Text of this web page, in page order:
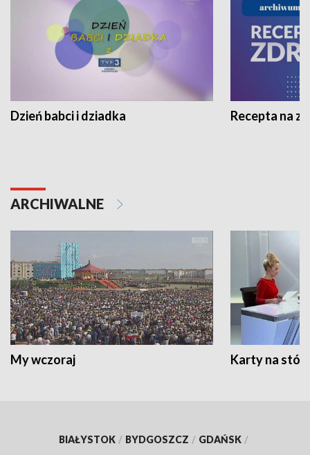
Dzień babci i dziadka Recepta na
ARCHIWALNE
My wczoraj Karty na
BIAŁYSTOK / BYDGOSZCZ / GDAŃSK /